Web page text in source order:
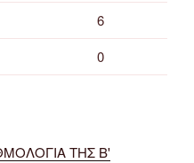
6
0
ΤΗΣ Β'